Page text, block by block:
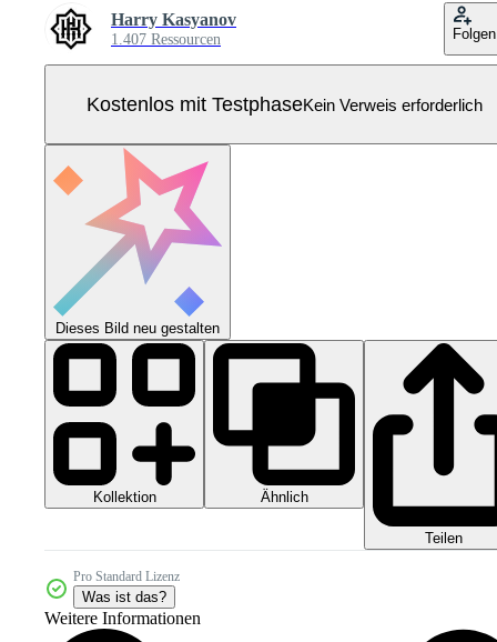
Harry Kasyanov
1.407 Ressourcen Folgen
Kostenlos mit TestphaseKein Verweis erforderlich
Dieses Bild neu gestalten
Kollektion Ähnlich
Teilen
Pro Standard Lizenz
Was ist das?
Weitere Informationen